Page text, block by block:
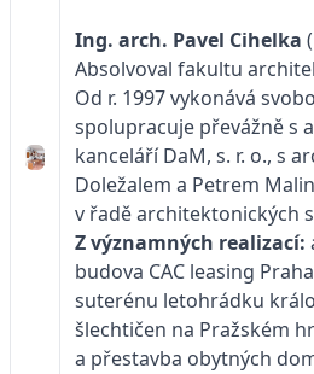
Ing. arch. Pavel Cihelka
Absolvoval fakultu
Od r. 1997 vykonává
spolupracuje převážně s
kanceláří DaM, s. r. o., s
Doležalem a Petrem
v řadě architektonických
Z významných realizací:
budova CAC leasing
suterénu letohrádku
šlechtičen na Pražském
a přestavba obytných